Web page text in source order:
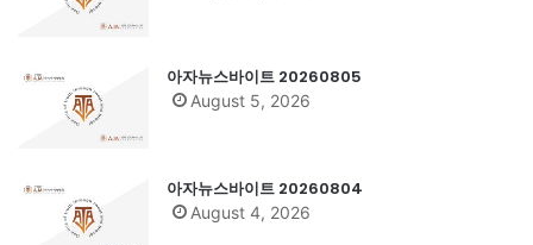
아자뉴스바이트 20260805
August 5, 2026
아자뉴스바이트 20260804
August 4, 2026